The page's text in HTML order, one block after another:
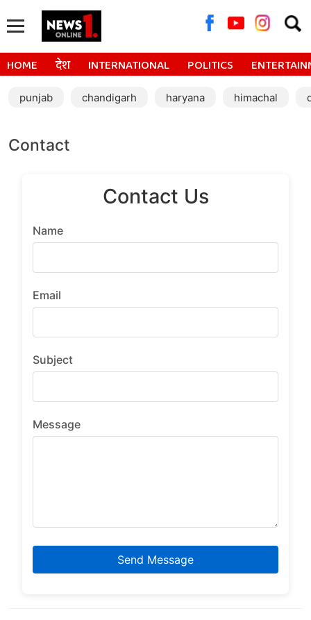
for:
HOME देश INTERNATIONAL POLITICS
punjab chandigarh haryana himachal
Contact
Contact Us
Name
Email
Subject
Message
Send Message